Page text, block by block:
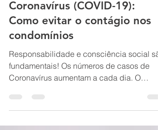
28 de set. de 2021 2 min de leitura
Coronavírus (COVID-19):
Como evitar o contágio nos
condomínios
Responsabilidade e consciência social
fundamentais! Os números de casos de